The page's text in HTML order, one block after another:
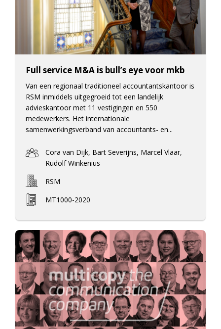
Full service M&A is bull’s eye voor mkb
Van een regionaal traditioneel accountantskantoor is
RSM inmiddels uitgegroeid tot een landelijk
advieskantoor met 11 vestigingen en 550
medewerkers. Het internationale
samenwerkingsverband van accountants- en...
Cora van Dijk, Bart Severijns, Marcel Vlaar,
Rudolf Winkenius
RSM
MT1000-2020